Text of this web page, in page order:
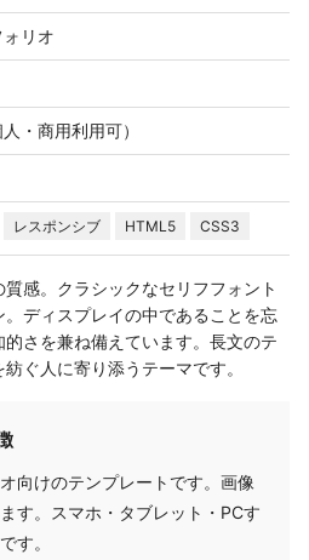
リオ
・商用利用可）
レスポンシブ HTML5 CSS3
感。クラシックなセリフフォント
ディスプレイの中であることを忘
さを兼ね備えています。長文のテ
ぐ人に寄り添うテーマです。
向けのテンプレートです。画像
す。スマホ・タブレット・PCす
す。